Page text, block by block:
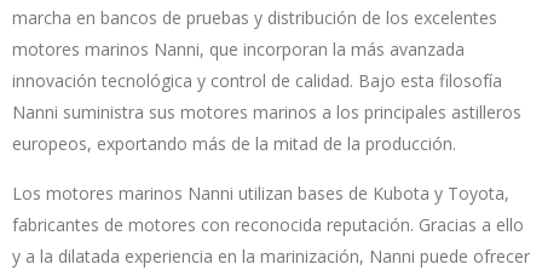
marcha en bancos de pruebas y distribución de los excelentes
motores marinos Nanni, que incorporan la más avanzada
innovación tecnológica y control de calidad. Bajo esta filosofía
Nanni suministra sus motores marinos a los principales astilleros
europeos, exportando más de la mitad de la producción.
Los motores marinos Nanni utilizan bases de Kubota y Toyota,
fabricantes de motores con reconocida reputación. Gracias a ello
y a la dilatada experiencia en la marinización, Nanni puede ofrecer